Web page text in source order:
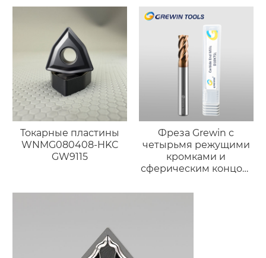
Токарные пластины
WNMG080408-HKC
GW9115
Фреза Grewin с
четырьмя режущими
кромками и
сферическим концом,
(износостойкая